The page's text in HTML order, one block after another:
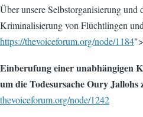
Über unsere Selbstorganisierung und
Kriminalisierung von Flüchtlingen
https://thevoiceforum.org/node/1184
Einberufung einer unabhängigen
um die Todesursache Oury Jallohs
thevoiceforum.org/node/1242